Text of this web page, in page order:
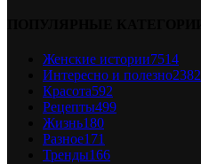
Женские истории7514
Интересно и полезно2382
Красота592
Рецепты499
Жизнь180
Разное171
Тренды166